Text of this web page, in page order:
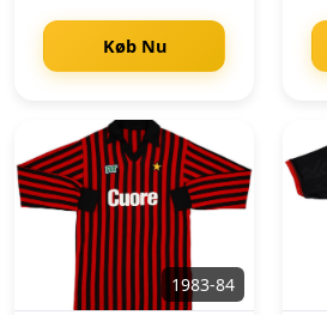
Køb Nu
1983-84